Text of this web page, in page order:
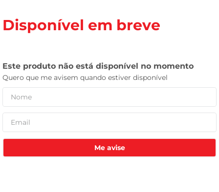
Disponível em breve
Me avise
vinho
leite pó